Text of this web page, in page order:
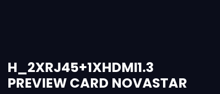
H_2XRJ45+1XHDMI1.3
PREVIEW CARD NOVASTAR